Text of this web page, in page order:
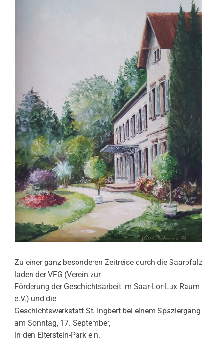
Zu einer ganz besonderen Zeitreise durch die Saarpfalz
laden der VFG (Verein zur
Förderung der Geschichtsarbeit im Saar-Lor-Lux Raum
e.V.) und die
Geschichtswerkstatt St. Ingbert bei einem Spaziergang
am Sonntag, 17. September,
in den Elterstein-Park ein.